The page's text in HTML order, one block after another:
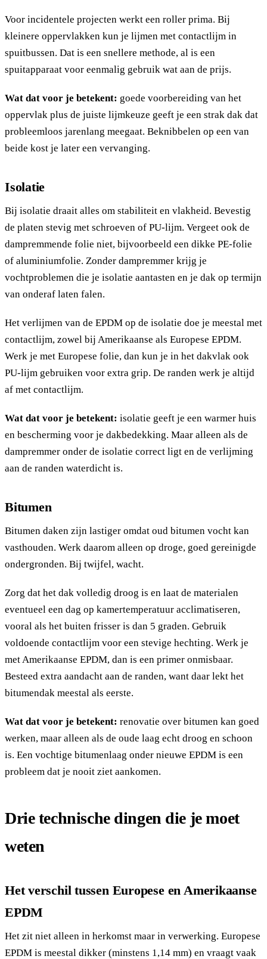
Voor incidentele projecten werkt een roller prima. Bij
kleinere oppervlakken kun je lijmen met contactlijm in
spuitbussen. Dat is een snellere methode, al is een
spuitapparaat voor eenmalig gebruik wat aan de prijs.
Wat dat voor je betekent: goede voorbereiding van het
oppervlak plus de juiste lijmkeuze geeft je een strak dak dat
probleemloos jarenlang meegaat. Beknibbelen op een van
beide kost je later een vervanging.
Isolatie
Bij isolatie draait alles om stabiliteit en vlakheid. Bevestig
de platen stevig met schroeven of PU-lijm. Vergeet ook de
dampremmende folie niet, bijvoorbeeld een dikke PE-folie
of aluminiumfolie. Zonder dampremmer krijg je
vochtproblemen die je isolatie aantasten en je dak op termijn
van onderaf laten falen.
Het verlijmen van de EPDM op de isolatie doe je meestal met
contactlijm, zowel bij Amerikaanse als Europese EPDM.
Werk je met Europese folie, dan kun je in het dakvlak ook
PU-lijm gebruiken voor extra grip. De randen werk je altijd
af met contactlijm.
Wat dat voor je betekent: isolatie geeft je een warmer huis
en bescherming voor je dakbedekking. Maar alleen als de
dampremmer onder de isolatie correct ligt en de verlijming
aan de randen waterdicht is.
Bitumen
Bitumen daken zijn lastiger omdat oud bitumen vocht kan
vasthouden. Werk daarom alleen op droge, goed gereinigde
ondergronden. Bij twijfel, wacht.
Zorg dat het dak volledig droog is en laat de materialen
eventueel een dag op kamertemperatuur acclimatiseren,
vooral als het buiten frisser is dan 5 graden. Gebruik
voldoende contactlijm voor een stevige hechting. Werk je
met Amerikaanse EPDM, dan is een primer onmisbaar.
Besteed extra aandacht aan de randen, want daar lekt het
bitumendak meestal als eerste.
Wat dat voor je betekent: renovatie over bitumen kan goed
werken, maar alleen als de oude laag echt droog en schoon
is. Een vochtige bitumenlaag onder nieuwe EPDM is een
probleem dat je nooit ziet aankomen.
Drie technische dingen die je moet
weten
Het verschil tussen Europese en Amerikaanse
EPDM
Het zit niet alleen in herkomst maar in verwerking. Europese
EPDM is meestal dikker (minstens 1,14 mm) en vraagt vaak